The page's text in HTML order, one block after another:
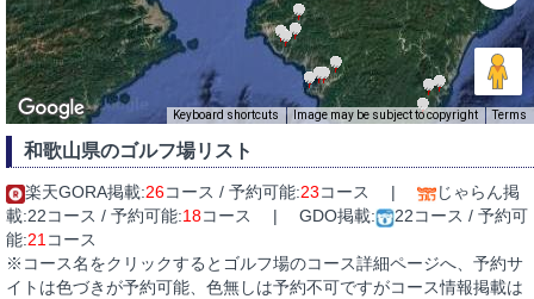
Keyboard shortcuts Image may be subject to copyright Terms
和歌山県のゴルフ場リスト
楽天GORA掲載:26コース / 予約可能:23コース |
じゃらん掲
載:22コース / 予約可能:18コース | GDO掲載:
22コース / 予約可
能:21コース
※コース名をクリックするとゴルフ場のコース詳細ページへ、予約サ
イトは色づきが予約可能、色無しは予約不可ですがコース情報掲載は